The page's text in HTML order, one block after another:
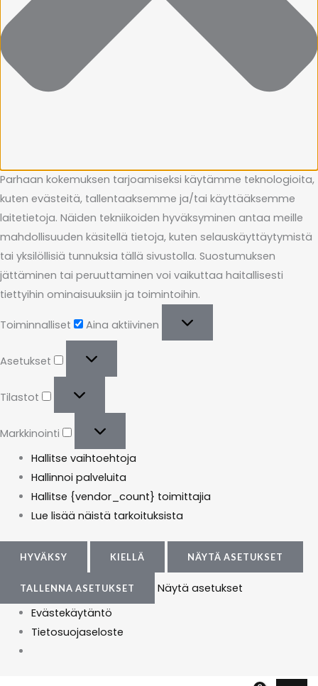
Parhaan kokemuksen tarjoamiseksi käytämme teknologioita,
kuten evästeitä, tallentaaksemme ja/tai käyttääksemme
laitetietoja. Näiden tekniikoiden hyväksyminen antaa meille
mahdollisuuden käsitellä tietoja, kuten selauskäyttäytymistä
tai yksilöllisiä tunnuksia tällä sivustolla. Suostumuksen
jättäminen tai peruuttaminen voi vaikuttaa haitallisesti
tiettyihin ominaisuuksiin ja toimintoihin.
Toiminnalliset Aina aktiivinen
Asetukset
Tilastot
Markkinointi
Hallitse vaihtoehtoja
Hallinnoi palveluita
Hallitse {vendor_count} toimittajia
Lue lisää näistä tarkoituksista
HYVÄKSY KIELLÄ NÄYTÄ ASETUKSET
TALLENNA ASETUKSET
Näytä asetukset
Evästekäytäntö
Tietosuojaseloste